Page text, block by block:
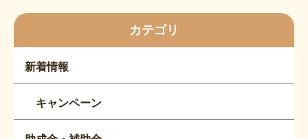
カテゴリ
新着情報
キャンペーン